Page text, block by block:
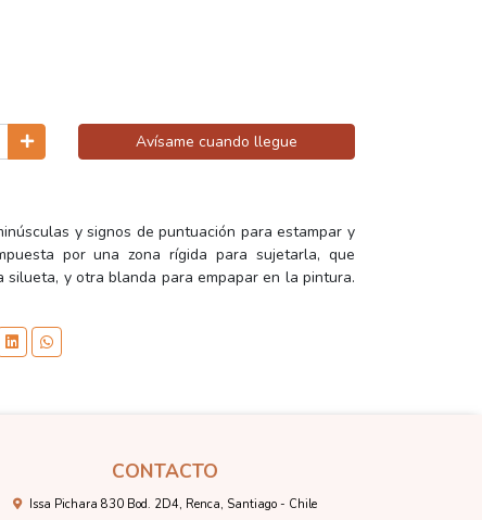
Avísame cuando llegue
y signos de puntuación para estampar y
por una zona rígida para sujetarla, que
silueta, y otra blanda para empapar en la pintura.
CONTACTO
Issa Pichara 830 Bod. 2D4, Renca, Santiago - Chile